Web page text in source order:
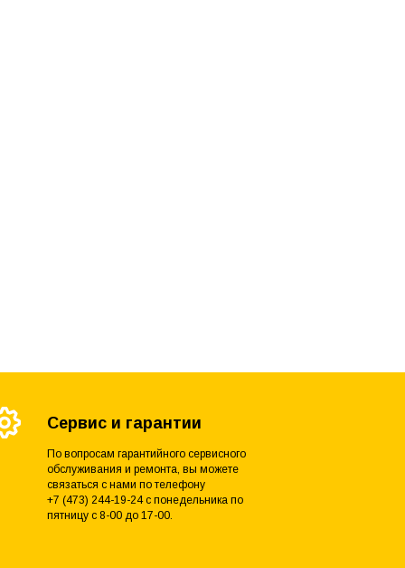
Сервис и гарантии
По вопросам гарантийного сервисного
обслуживания и ремонта, вы можете
связаться с нами по телефону
+7 (473) 244-19-24 с понедельника по
пятницу с 8-00 до 17-00.